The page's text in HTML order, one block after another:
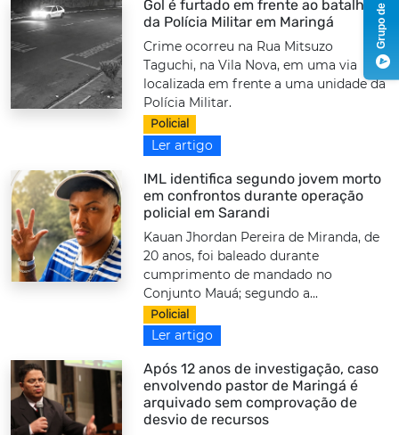
Gol é furtado em frente ao batalhão
da Polícia Militar em Maringá
Crime ocorreu na Rua Mitsuzo
Taguchi, na Vila Nova, em uma via
localizada em frente a uma unidade da
Polícia Militar.
Policial
Ler artigo
IML identifica segundo jovem morto
em confrontos durante operação
policial em Sarandi
Kauan Jhordan Pereira de Miranda, de
20 anos, foi baleado durante
cumprimento de mandado no
Conjunto Mauá; segundo a...
Policial
Ler artigo
Após 12 anos de investigação, caso
envolvendo pastor de Maringá é
arquivado sem comprovação de
desvio de recursos